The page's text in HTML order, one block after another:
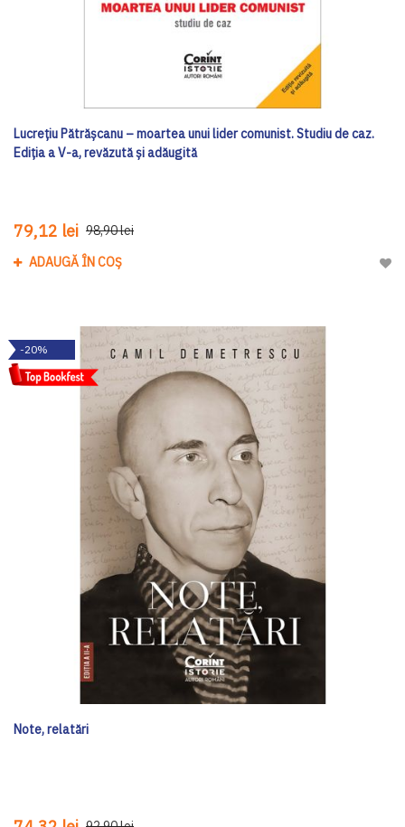
Lucrețiu Pătrășcanu – moartea unui lider comunist. Studiu de caz.
Ediția a V-a, revăzută și adăugită
79,12 lei 98,90 lei
ADAUGĂ ÎN COȘ
-20%
Note, relatări